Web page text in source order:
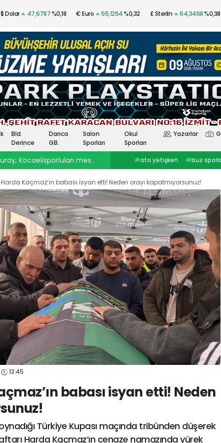
$ Dolar 47,6787%0,18 € Euro 55,1254%0,32 £ Sterlin 64,3468%0,38
Bld.
Derince
Darıca
GB.
Salon
Sporları
Okul
Sporları
Yazarlar
Kocaelisporluları mest etti Onurcan Piri: Kocaeli Stadı’nın atmosferini
#ata yetişken #buz sporlarıkocaelispor
haberleri
#göztepekocaelispor
#
selçuk inankağıtspor #ibrahim
ercinkocaelispor
#hodri meydanFurkan
Akar
#Ata YetişkenKocaelispor
#Smolcic #Kocaelispor haberleri
#Selçuk İnan
#Kocaelispor
Yüksel Sarıçiçekskriniar
#Kocaelispor #
Yalçın
#Enes Çinemre
#Serdar
#seka park
spor41
#
spor41
#kocaelispor
Kaçmaz’ın babası isyan etti! Neden orayı kapatmıyorsunuz!
13:45
babası isyan etti! Neden
Türkiye Kupası maçında tribünden düşerek
Harda Kaçmaz’ın cenaze namazında yürek